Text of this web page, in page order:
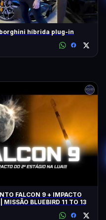
híbrida plug-in
9 + IMPACTO
MISSÃO BLUEBIRD 11 TO 13